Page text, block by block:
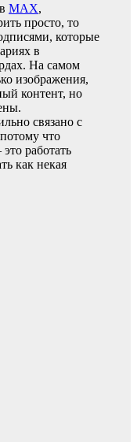
MAX,
просто, то
которые
в
На самом
изображения,
контент, но
связано с
что
работать
как некая